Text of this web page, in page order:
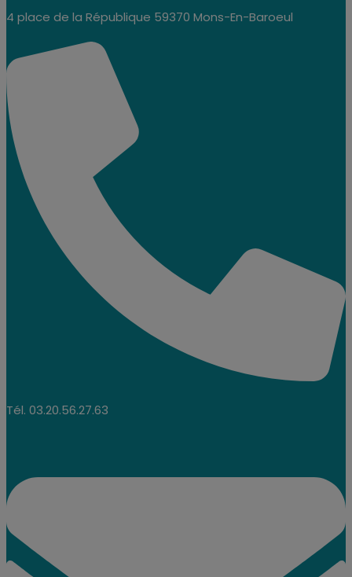
4 place de la République 59370 Mons-En-Baroeul
Tél. 03.20.56.27.63